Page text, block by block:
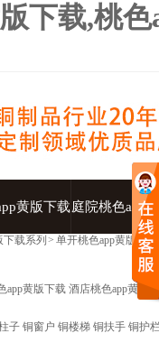
下载,桃
黄版下载庭院桃色app
下载系列 > 单开桃色app黄版下载
app黄版下载 酒店桃色app黄版
子 铜窗户 铜楼梯 铜扶手 铜护